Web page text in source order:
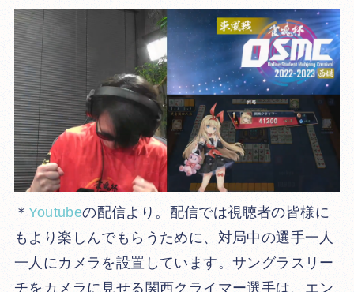
＊Youtubeの配信より。 配信では視聴者の皆様に
もより楽しんでもらうために、対局中の選手一人
一人にカメラを設置しています。 サングラスリー
チをカメラに見せる関西クライマー選手は、エン